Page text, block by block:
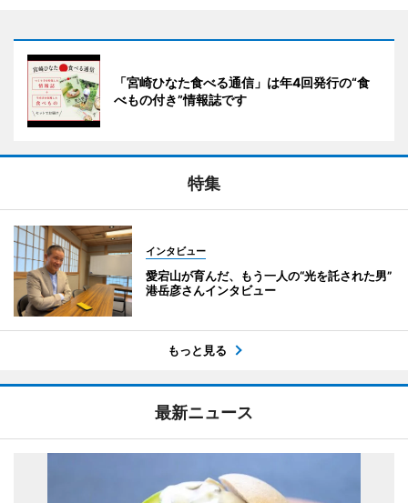
「宮崎ひなた食べる通信」は年4回発行の“食
べもの付き”情報誌です
特集
インタビュー
愛宕山が育んだ、もう一人の“光を託された男”
港岳彦さんインタビュー
もっと見る
最新ニュース